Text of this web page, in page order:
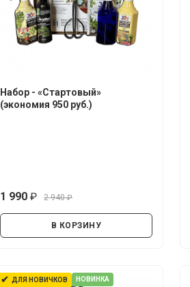
Набор - «Стартовый»
(экономия 950 руб.)
1 990
2 940
В КОРЗИНУ
✔ ДЛЯ НОВИЧКОВ НОВИНКА